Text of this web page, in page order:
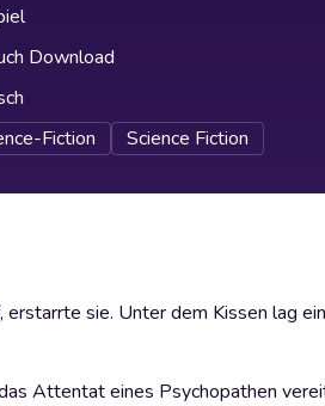
Download
Fiction Science Fiction
sie. Unter dem Kissen lag
Attentat eines Psychopathen